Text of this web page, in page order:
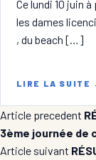
Ce lundi 10 juin
les dames
, du beach […]
LIRE LA SUITE
Article precedent
3ème journée de
Article suivant